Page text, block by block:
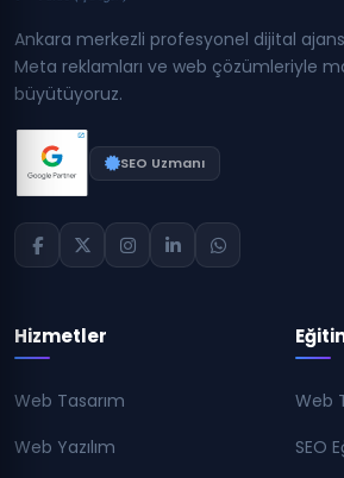
Ankara merkezli profesyonel dijital
Meta reklamları ve web çözümleriyle
büyütüyoruz.
SEO Uzmanı
Hizmetler
Web Tasarım
Web Yazılım
Web
SEO